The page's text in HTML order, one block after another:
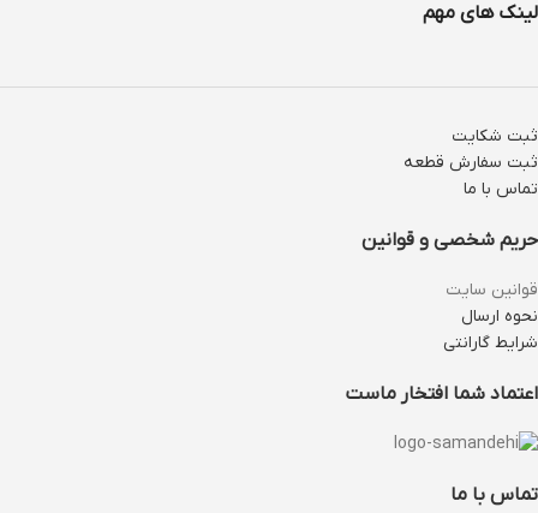
لینک های مهم
ثبت شکایت
ثبت سفارش قطعه
تماس با ما
حریم شخصی و قوانین
قوانین سایت
نحوه ارسال
شرایط گارانتی
اعتماد شما افتخار ماست
تماس با ما